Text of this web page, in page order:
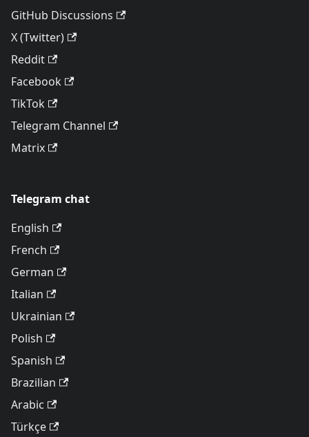
GitHub Discussions
X (Twitter)
Reddit
Facebook
TikTok
Telegram Channel
Matrix
Telegram chat
English
French
German
Italian
Ukrainian
Polish
Spanish
Brazilian
Arabic
Türkçe